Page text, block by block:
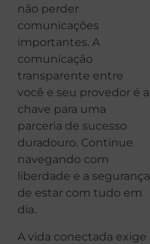
não perder
comunicações
importantes. A
comunicação
transparente entre
você e seu provedor é a
chave para uma
parceria de sucesso
duradouro. Continue
navegando com
liberdade e a segurança
de estar com tudo em
dia.
A vida conectada exige